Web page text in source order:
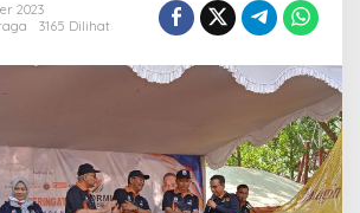
t
H
n
a
s
2023
3165 Dilihat